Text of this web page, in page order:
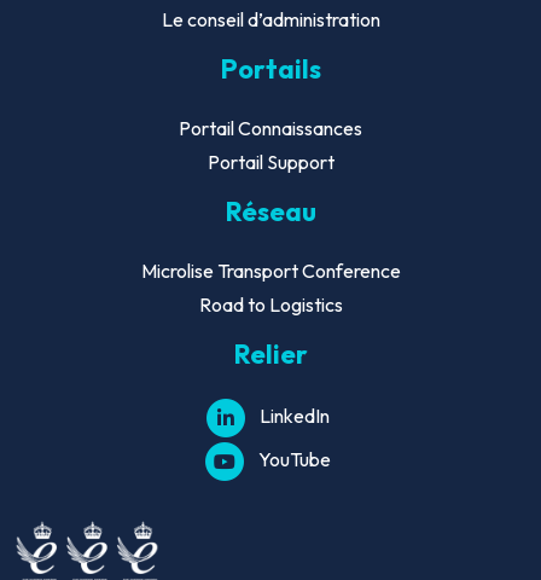
Le conseil d’administration
Portails
Portail Connaissances
Portail Support
Réseau
Microlise Transport Conference
Road to Logistics
Relier
LinkedIn
YouTube